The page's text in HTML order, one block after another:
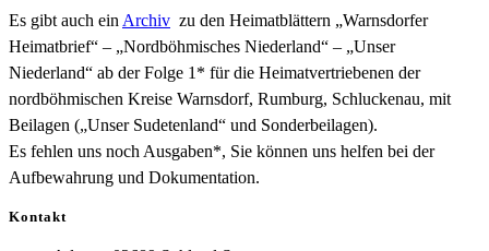
Es gibt auch ein Archiv zu den Heimatblättern „Warnsdorfer
Heimatbrief“ – „Nordböhmisches Niederland“ – „Unser
Niederland“ ab der Folge 1* für die Heimatvertriebenen der
nordböhmischen Kreise Warnsdorf, Rumburg, Schluckenau, mit
Beilagen („Unser Sudetenland“ und Sonderbeilagen).
Es fehlen uns noch Ausgaben*, Sie können uns helfen bei der
Aufbewahrung und Dokumentation.
Kontakt